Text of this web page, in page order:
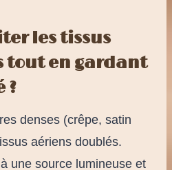
les tissus
tout en gardant
?
denses (crêpe, satin
aériens doublés.
une source lumineuse et